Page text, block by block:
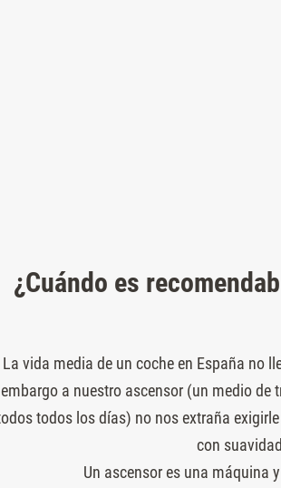
¿Cuándo es
La vida media de un coche en España no
embargo a nuestro ascensor (un medio de
todos los días) no nos extraña
con
Un ascensor es una máquina